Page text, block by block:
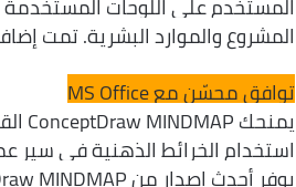
المشروع والموارد البشرية. تمت
توافق محسّن مع MS Office
استخدام الخرائط الذهنية في